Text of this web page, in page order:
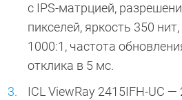
с IPS-матрцией,
пикселей, яркость 350
1000:1, частота
отклика в 5 мс.
ICL ViewRay 2415IFH-UC